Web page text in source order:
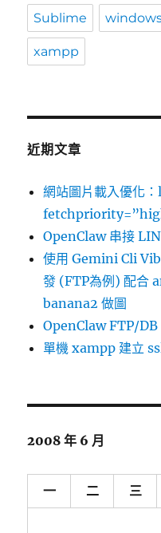
Sublime
xampp
近期文章
網站圖片載入優化
OpenClaw 串接
使用 Gemini Cli
發 (FTP為例) 配
banana2 做圖
OpenClaw FTP/
單機 xampp 建立
2008 年 6 月
一 二 三